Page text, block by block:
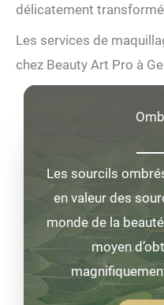
délicatement
Les services de
chez Beauty Art Pro à
Les sourcils
en valeur des
monde de la
moyen